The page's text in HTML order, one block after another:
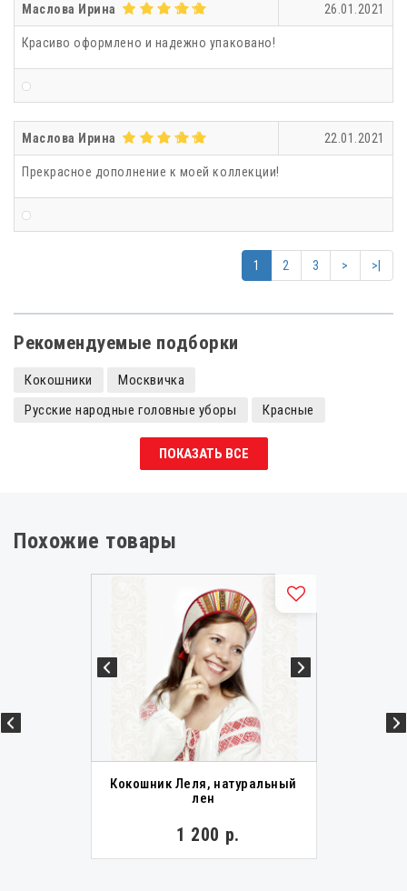
Маслова Ирина 26.01.2021
Красиво оформлено и надежно упаковано!
Маслова Ирина 22.01.2021
Прекрасное дополнение к моей коллекции!
1 2 3 > >|
Рекомендуемые подборки
Кокошники
Москвичка
Русские народные головные уборы
Красные
Кокошники с камнями
Кокошники царевны
Кокошники детские
ПОКАЗАТЬ ВСЕ
Похожие товары
Кокошник Леля, натуральный
лен
1 200 р.